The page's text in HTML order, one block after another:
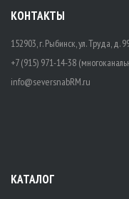
КОНТАКТЫ
152903, г. Рыбинск, ул. Труда, д.
+7 (915) 971-14-38
info@seversnabRM.ru
КАТАЛОГ